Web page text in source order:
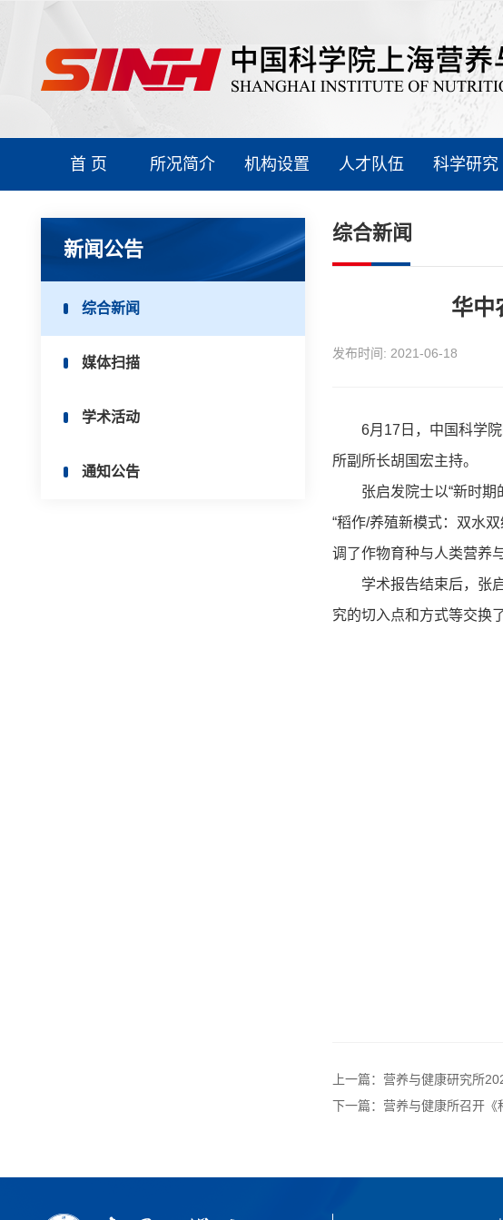
首 页 所况简介 机构设置 人才队伍 科学研究
新闻公告
综合新闻
媒体扫描
学术活动
通知公告
综合新闻
华中
发布时间: 2021-06-18
6月17日，中国科学院
所副所长胡国宏主持。
张启发院士以“新时期的
“稻作/养殖新模式：双水
调了作物育种与人类营养
学术报告结束后，张启
究的切入点和方式等交换
上一篇：营养与健康研究所
下一篇：营养与健康所召开